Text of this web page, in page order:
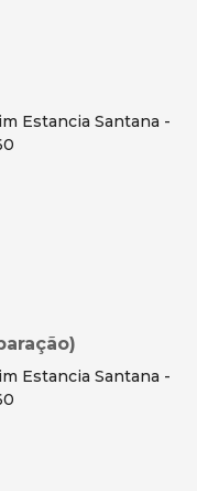
Estancia Santana -
Estancia Santana -